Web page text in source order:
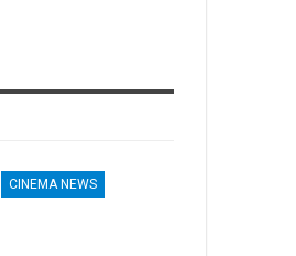
CINEMA NEWS